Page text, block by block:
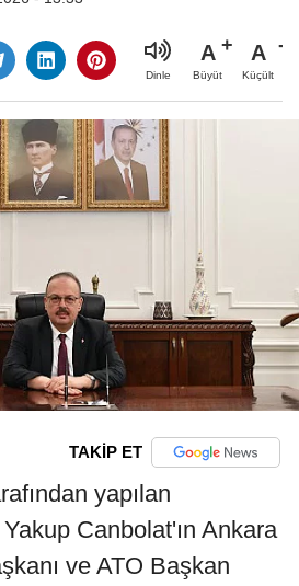
Dinle
A
Büyüt
A
Küçült
TAKİP ET
yapılan
Canbolat'ın Ankara
ve ATO Başkan